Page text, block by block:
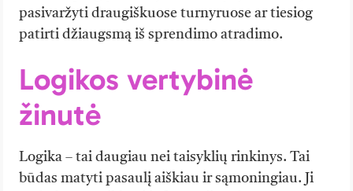
pasivaržyti draugiškuose turnyruose ar tiesiog
patirti džiaugsmą iš sprendimo atradimo.
Logikos vertybinė
žinutė
Logika – tai daugiau nei taisyklių rinkinys. Tai
būdas matyti pasaulį aiškiau ir sąmoningiau. Ji